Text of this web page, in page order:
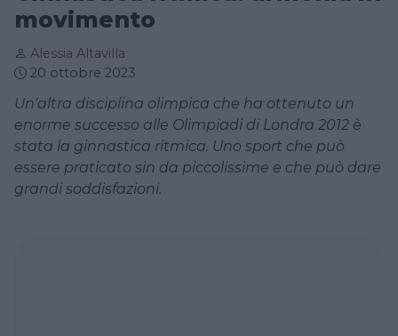
movimento
Alessia Altavilla
20 ottobre 2023
Un'altra disciplina olimpica che ha ottenuto un
enorme successo alle Olimpiadi di Londra 2012 è
stata la ginnastica ritmica. Uno sport che può
essere praticato sin da piccolissime e che può dare
grandi soddisfazioni.